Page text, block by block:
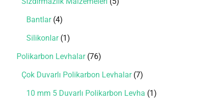
Bantlar 4
Silikonlar 1
Polikarbon Levhalar 76
Çok Duvarlı Polikarbon Levhalar 7
10 mm 5 Duvarlı Polikarbon Levha 1